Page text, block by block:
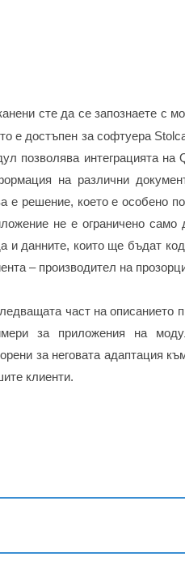
сте да се запознаете с
е достъпен за софтуера
позволява интеграцията
на различни
е решение, което е особено
не е ограничено
и данните, които ще бъдат
– производител на
част на описанието
за приложения на
за неговата адаптация
клиенти.